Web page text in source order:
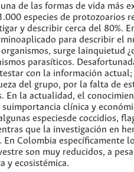
de las formas de vida más
especies de protozoarios
y describir cerca del 80%.
para describir el
surge lainquietud
parasíticos.
con la información actual;
del grupo, por la falta de
En la actualidad, el
clínica y
especiesde coccidios,
que la investigación en
Colombia específicamente
son muy reducidos, a
y ecosistémica.